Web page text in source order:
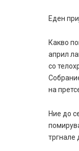
Еден
Какво
април
со
на
Ние до
тргнале